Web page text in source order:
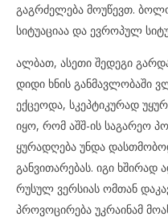
გაგრძელება მოუწევთ.
სიტუაციაა და ევროპულ
ალბათ, ასეთი შედეგი
დიდი ხნის განმავლობაში
ექცეოდა, სკეპტიკურად
იყო, რომ აშშ-ის საგარეო
ყურადღება უნდა
განვითარებას. იგი ხშირად
რუსულ ვერსიას ომთან
პროვოცირება უკრაინამ